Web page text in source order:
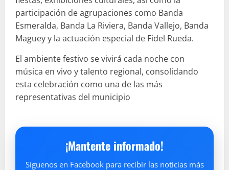
participación de agrupaciones como Banda
Esmeralda, Banda La Riviera, Banda Vallejo, Banda
Maguey y la actuación especial de Fidel Rueda.
El ambiente festivo se vivirá cada noche con
música en vivo y talento regional, consolidando
esta celebración como una de las más
representativas del municipio
¡Mantente informado!
Síguenos en Facebook para recibir las noticias más